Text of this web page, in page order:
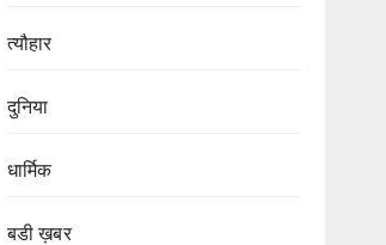
त्यौहार
दुनिया
धार्मिक
बडी ख़बर